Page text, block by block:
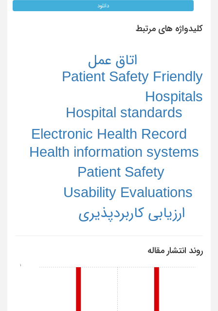
دانلود
کلیدواژه های مرتبط
Electronic Health Record
Health information systems
Hospital standards
Patient Safety
Patient Safety Friendly
Hospitals
Usability Evaluations
اتاق عمل
ارزیابی کاربردپذیری
روند انتشار مقاله
1